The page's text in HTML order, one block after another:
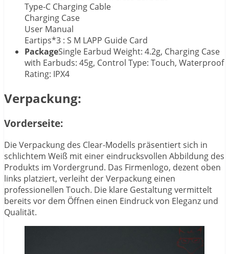
Type-C Charging Cable
Charging Case
User Manual
Eartips*3 : S M LAPP Guide Card
PackageSingle Earbud Weight: 4.2g, Charging Case
with Earbuds: 45g, Control Type: Touch, Waterproof
Rating: IPX4
Verpackung:
Vorderseite:
Die Verpackung des Clear-Modells präsentiert sich in
schlichtem Weiß mit einer eindrucksvollen Abbildung des
Produkts im Vordergrund. Das Firmenlogo, dezent oben
links platziert, verleiht der Verpackung einen
professionellen Touch. Die klare Gestaltung vermittelt
bereits vor dem Öffnen einen Eindruck von Eleganz und
Qualität.